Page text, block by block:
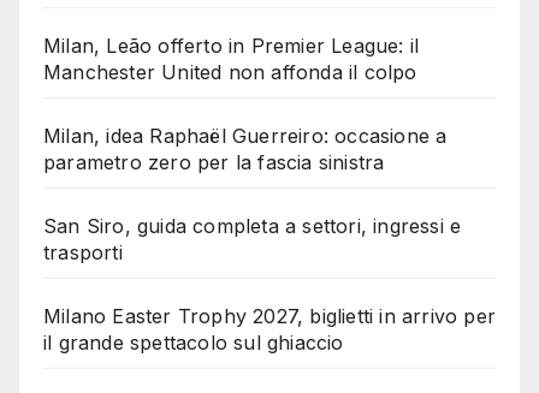
Milan, Leão offerto in Premier League: il
Manchester United non affonda il colpo
Milan, idea Raphaël Guerreiro: occasione a
parametro zero per la fascia sinistra
San Siro, guida completa a settori, ingressi e
trasporti
Milano Easter Trophy 2027, biglietti in arrivo per
il grande spettacolo sul ghiaccio